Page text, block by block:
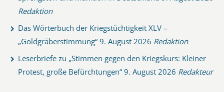
Redaktion
Das Wörterbuch der Kriegstüchtigkeit XLV –
„Goldgräberstimmung“ 9. August 2026 Redaktion
Leserbriefe zu „Stimmen gegen den Kriegskurs: Kleiner
Protest, große Befürchtungen“ 9. August 2026 Redakteur